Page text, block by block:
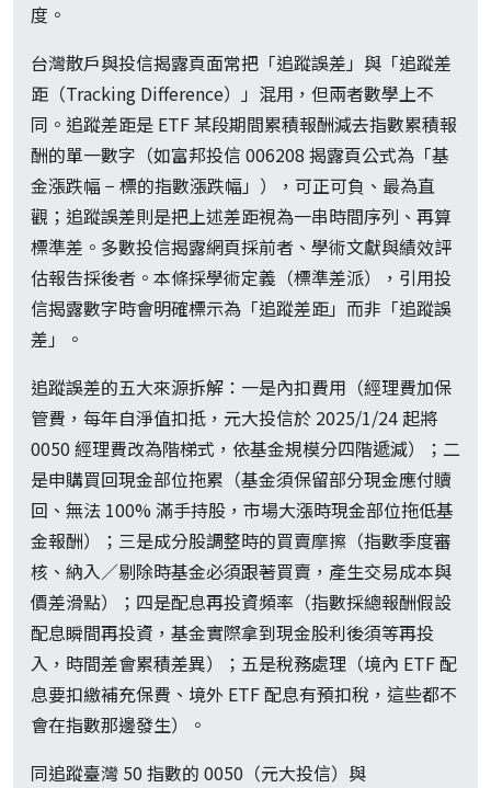
度。
台灣散戶與投信揭露頁面常把「追蹤誤差」與「追蹤差
距（Tracking Difference）」混用，但兩者數學上不
同。追蹤差距是 ETF 某段期間累積報酬減去指數累積報
酬的單一數字（如富邦投信 006208 揭露頁公式為「基
金漲跌幅 − 標的指數漲跌幅」），可正可負、最為直
觀；追蹤誤差則是把上述差距視為一串時間序列、再算
標準差。多數投信揭露網頁採前者、學術文獻與績效評
估報告採後者。本條採學術定義（標準差派），引用投
信揭露數字時會明確標示為「追蹤差距」而非「追蹤誤
差」。
追蹤誤差的五大來源拆解：一是內扣費用（經理費加保
管費，每年自淨值扣抵，元大投信於 2025/1/24 起將
0050 經理費改為階梯式，依基金規模分四階遞減）；二
是申購買回現金部位拖累（基金須保留部分現金應付贖
回、無法 100% 滿手持股，市場大漲時現金部位拖低基
金報酬）；三是成分股調整時的買賣摩擦（指數季度審
核、納入／剔除時基金必須跟著買賣，產生交易成本與
價差滑點）；四是配息再投資頻率（指數採總報酬假設
配息瞬間再投資，基金實際拿到現金股利後須等再投
入，時間差會累積差異）；五是稅務處理（境內 ETF 配
息要扣繳補充保費、境外 ETF 配息有預扣稅，這些都不
會在指數那邊發生）。
同追蹤臺灣 50 指數的 0050（元大投信）與